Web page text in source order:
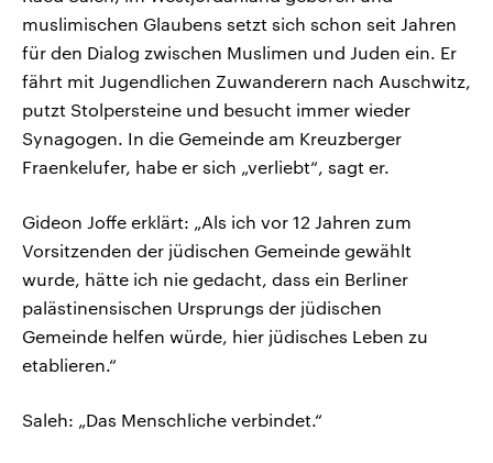
muslimischen Glaubens setzt sich schon seit Jahren
für den Dialog zwischen Muslimen und Juden ein. Er
fährt mit Jugendlichen Zuwanderern nach Auschwitz,
putzt Stolpersteine und besucht immer wieder
Synagogen. In die Gemeinde am Kreuzberger
Fraenkelufer, habe er sich „verliebt“, sagt er.
Gideon Joffe erklärt: „Als ich vor 12 Jahren zum
Vorsitzenden der jüdischen Gemeinde gewählt
wurde, hätte ich nie gedacht, dass ein Berliner
palästinensischen Ursprungs der jüdischen
Gemeinde helfen würde, hier jüdisches Leben zu
etablieren.“
Saleh: „Das Menschliche verbindet.“